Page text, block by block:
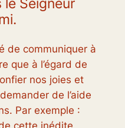
le Seigneur
de communiquer à
que à l’égard de
nos joies et
de l’aide
Par exemple :